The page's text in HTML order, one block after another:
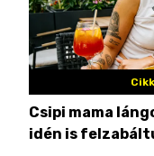
Csipi mama
idén is